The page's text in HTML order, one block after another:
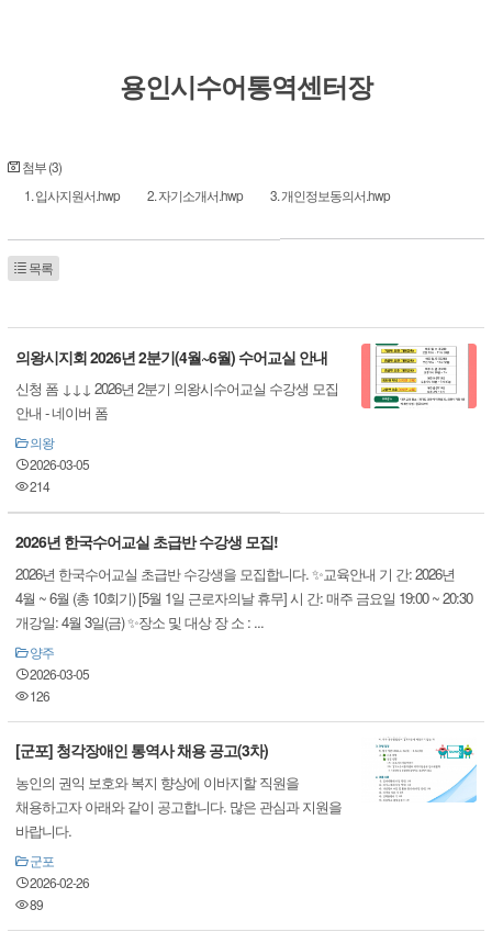
용인시수어통역센터장
첨부 (3)
1. 입사지원서.hwp
2. 자기소개서.hwp 3. 개인정보동의서.hwp
목록
의왕시지회 2026년 2분기(4월~6월) 수어교실 안내
신청 폼 ↓↓↓ 2026년 2분기 의왕시수어교실 수강생 모집
안내 - 네이버 폼
의왕
2026-03-05
214
2026년 한국수어교실 초급반 수강생 모집!
2026년 한국수어교실 초급반 수강생을 모집합니다. ✨교육안내 기 간: 2026년
4월 ~ 6월 (총 10회기) [5월 1일 근로자의날 휴무] 시 간: 매주 금요일 19:00 ~ 20:30
개강일: 4월 3일(금) ✨장소 및 대상 장 소 : ...
양주
2026-03-05
126
[군포] 청각장애인 통역사 채용 공고(3차)
농인의 권익 보호와 복지 향상에 이바지할 직원을
채용하고자 아래와 같이 공고합니다. 많은 관심과 지원을
바랍니다.
군포
2026-02-26
89